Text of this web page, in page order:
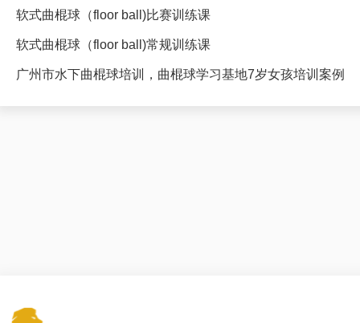
软式曲棍球（floor ball)比赛训练课
软式曲棍球（floor ball)常规训练课
广州市水下曲棍球培训，曲棍球学习基地7岁女孩培训案例